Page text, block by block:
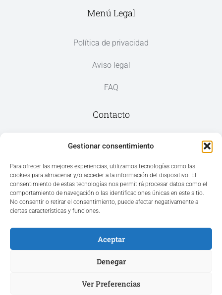
Gestionar consentimiento
Para ofrecer las mejores experiencias, utilizamos tecnologías como las
cookies para almacenar y/o acceder a la información del dispositivo. El
consentimiento de estas tecnologías nos permitirá procesar datos como el
comportamiento de navegación o las identificaciones únicas en este sitio.
No consentir o retirar el consentimiento, puede afectar negativamente a
ciertas características y funciones.
Aceptar
Denegar
Ver Preferencias
Menú Legal
Política de privacidad
Aviso legal
FAQ
Contacto
Av. del Mar, 59, 03187 Los Montesinos,
+34 965 207 262
hola@azvconsulting.com
Acceso área privada
Hola ¿En qué podemos ayudarle?